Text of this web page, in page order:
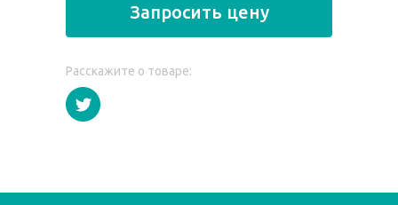
Запросить цену
Расскажите о товаре: